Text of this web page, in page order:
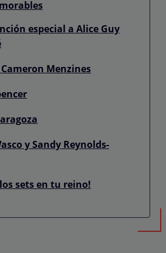
especial a Alice Guy
Menzines
y Sandy Reynolds-
sets en tu reino!